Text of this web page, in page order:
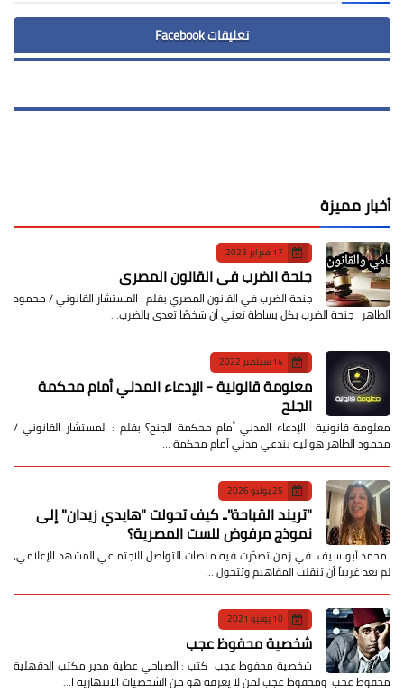
تعليقات Facebook
أخبار مميزة
17 فبراير 2023
جنحة الضرب في القانون المصري
جنحة الضرب في القانون المصري بقلم : المستشار القانوني / محمود
الطاهر جنحة الضرب بكل بساطة تعني أن شخصًا تعدى بالضرب…
14 سبتمبر 2022
معلومة قانونية - الإدعاء المدني أمام محكمة
الجنح
معلومة قانونية الإدعاء المدني أمام محكمة الجنح؟ بقلم : المستشار القانوني /
محمود الطاهر هو ليه بندعي مدني أمام محكمة …
25 يوليو 2026
​"تريند القباحة".. كيف تحولت "هايدي زيدان" إلى
نموذج مرفوض للست المصرية؟
​ محمد أبو سيف ​في زمن تصدّرت فيه منصات التواصل الاجتماعي المشهد الإعلامي،
لم يعد غريباً أن تنقلب المفاهيم وتتحول …
10 يونيو 2021
شخصية محفوظ عجب
شخصية محفوظ عجب كتب : الصباحي عطية مدير مكتب الدقهلية
محفوظ عجب ومحفوظ عجب لمن لا يعرفه هو من الشخصيات الانتهازية ا…